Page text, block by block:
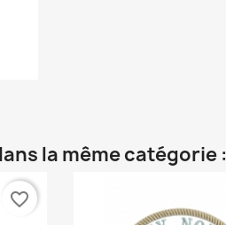
la même catégorie :
favorite_border